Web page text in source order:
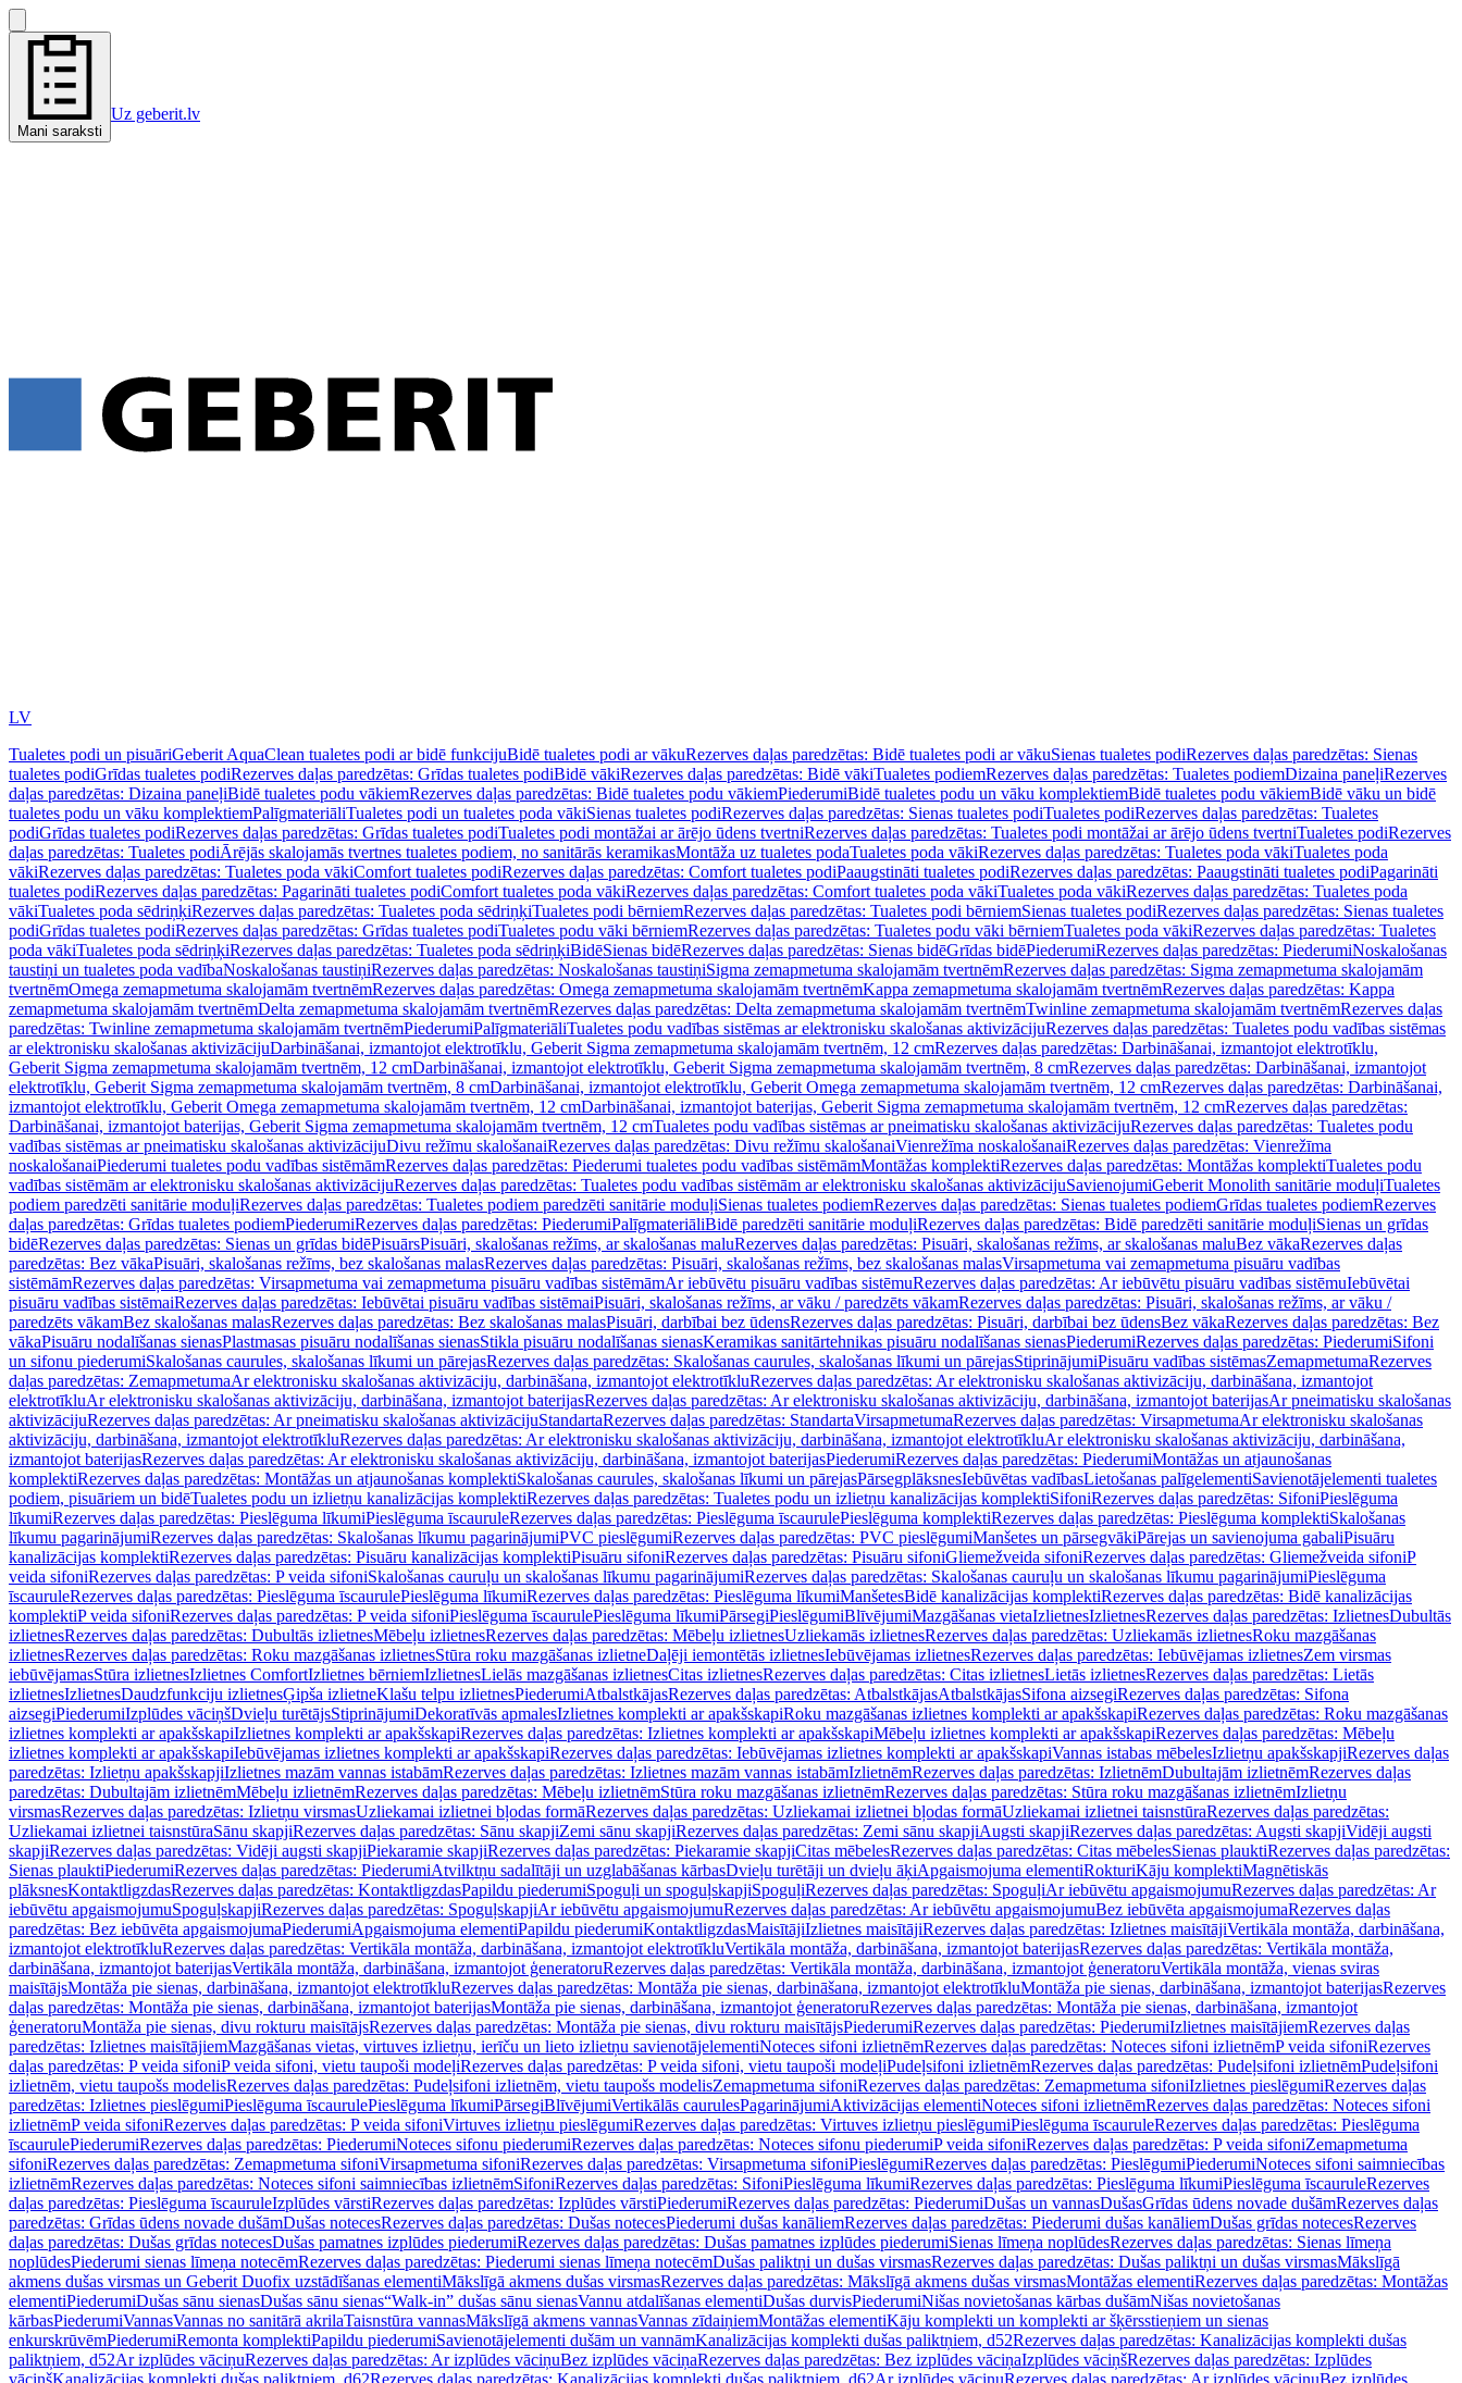
Mani saraksti
Uz geberit.lv
LV
Tualetes podi un pisuāriGeberit AquaClean tualetes podi ar bidē funkcijuBidē tualetes podi ar vākuRezerves daļas paredzētas: Bidē tualetes podi ar vākuSienas tualetes podiRezerves daļas paredzētas: Sienas
tualetes podiGrīdas tualetes podiRezerves daļas paredzētas: Grīdas tualetes podiBidē vākiRezerves daļas paredzētas: Bidē vākiTualetes podiemRezerves daļas paredzētas: Tualetes podiemDizaina paneļiRezerves
daļas paredzētas: Dizaina paneļiBidē tualetes podu vākiemRezerves daļas paredzētas: Bidē tualetes podu vākiemPiederumiBidē tualetes podu un vāku komplektiemBidē tualetes podu vākiemBidē vāku un bidē
tualetes podu un vāku komplektiemPalīgmateriāliTualetes podi un tualetes poda vākiSienas tualetes podiRezerves daļas paredzētas: Sienas tualetes podiTualetes podiRezerves daļas paredzētas: Tualetes
podiGrīdas tualetes podiRezerves daļas paredzētas: Grīdas tualetes podiTualetes podi montāžai ar ārējo ūdens tvertniRezerves daļas paredzētas: Tualetes podi montāžai ar ārējo ūdens tvertniTualetes podiRezerves
daļas paredzētas: Tualetes podiĀrējās skalojamās tvertnes tualetes podiem, no sanitārās keramikasMontāža uz tualetes podaTualetes poda vākiRezerves daļas paredzētas: Tualetes poda vākiTualetes poda
vākiRezerves daļas paredzētas: Tualetes poda vākiComfort tualetes podiRezerves daļas paredzētas: Comfort tualetes podiPaaugstināti tualetes podiRezerves daļas paredzētas: Paaugstināti tualetes podiPagarināti
tualetes podiRezerves daļas paredzētas: Pagarināti tualetes podiComfort tualetes poda vākiRezerves daļas paredzētas: Comfort tualetes poda vākiTualetes poda vākiRezerves daļas paredzētas: Tualetes poda
vākiTualetes poda sēdriņķiRezerves daļas paredzētas: Tualetes poda sēdriņķiTualetes podi bērniemRezerves daļas paredzētas: Tualetes podi bērniemSienas tualetes podiRezerves daļas paredzētas: Sienas tualetes
podiGrīdas tualetes podiRezerves daļas paredzētas: Grīdas tualetes podiTualetes podu vāki bērniemRezerves daļas paredzētas: Tualetes podu vāki bērniemTualetes poda vākiRezerves daļas paredzētas: Tualetes
poda vākiTualetes poda sēdriņķiRezerves daļas paredzētas: Tualetes poda sēdriņķiBidēSienas bidēRezerves daļas paredzētas: Sienas bidēGrīdas bidēPiederumiRezerves daļas paredzētas: PiederumiNoskalošanas
taustiņi un tualetes poda vadībaNoskalošanas taustiņiRezerves daļas paredzētas: Noskalošanas taustiņiSigma zemapmetuma skalojamām tvertnēmRezerves daļas paredzētas: Sigma zemapmetuma skalojamām
tvertnēmOmega zemapmetuma skalojamām tvertnēmRezerves daļas paredzētas: Omega zemapmetuma skalojamām tvertnēmKappa zemapmetuma skalojamām tvertnēmRezerves daļas paredzētas: Kappa
zemapmetuma skalojamām tvertnēmDelta zemapmetuma skalojamām tvertnēmRezerves daļas paredzētas: Delta zemapmetuma skalojamām tvertnēmTwinline zemapmetuma skalojamām tvertnēmRezerves daļas
paredzētas: Twinline zemapmetuma skalojamām tvertnēmPiederumiPalīgmateriāliTualetes podu vadības sistēmas ar elektronisku skalošanas aktivizācijuRezerves daļas paredzētas: Tualetes podu vadības sistēmas
ar elektronisku skalošanas aktivizācijuDarbināšanai, izmantojot elektrotīklu, Geberit Sigma zemapmetuma skalojamām tvertnēm, 12 cmRezerves daļas paredzētas: Darbināšanai, izmantojot elektrotīklu,
Geberit Sigma zemapmetuma skalojamām tvertnēm, 12 cmDarbināšanai, izmantojot elektrotīklu, Geberit Sigma zemapmetuma skalojamām tvertnēm, 8 cmRezerves daļas paredzētas: Darbināšanai, izmantojot
elektrotīklu, Geberit Sigma zemapmetuma skalojamām tvertnēm, 8 cmDarbināšanai, izmantojot elektrotīklu, Geberit Omega zemapmetuma skalojamām tvertnēm, 12 cmRezerves daļas paredzētas: Darbināšanai,
izmantojot elektrotīklu, Geberit Omega zemapmetuma skalojamām tvertnēm, 12 cmDarbināšanai, izmantojot baterijas, Geberit Sigma zemapmetuma skalojamām tvertnēm, 12 cmRezerves daļas paredzētas:
Darbināšanai, izmantojot baterijas, Geberit Sigma zemapmetuma skalojamām tvertnēm, 12 cmTualetes podu vadības sistēmas ar pneimatisku skalošanas aktivizācijuRezerves daļas paredzētas: Tualetes podu
vadības sistēmas ar pneimatisku skalošanas aktivizācijuDivu režīmu skalošanaiRezerves daļas paredzētas: Divu režīmu skalošanaiVienrežīma noskalošanaiRezerves daļas paredzētas: Vienrežīma
noskalošanaiPiederumi tualetes podu vadības sistēmāmRezerves daļas paredzētas: Piederumi tualetes podu vadības sistēmāmMontāžas komplektiRezerves daļas paredzētas: Montāžas komplektiTualetes podu
vadības sistēmām ar elektronisku skalošanas aktivizācijuRezerves daļas paredzētas: Tualetes podu vadības sistēmām ar elektronisku skalošanas aktivizācijuSavienojumiGeberit Monolith sanitārie moduļiTualetes
podiem paredzēti sanitārie moduļiRezerves daļas paredzētas: Tualetes podiem paredzēti sanitārie moduļiSienas tualetes podiemRezerves daļas paredzētas: Sienas tualetes podiemGrīdas tualetes podiemRezerves
daļas paredzētas: Grīdas tualetes podiemPiederumiRezerves daļas paredzētas: PiederumiPalīgmateriāliBidē paredzēti sanitārie moduļiRezerves daļas paredzētas: Bidē paredzēti sanitārie moduļiSienas un grīdas
bidēRezerves daļas paredzētas: Sienas un grīdas bidēPisuārsPisuāri, skalošanas režīms, ar skalošanas maluRezerves daļas paredzētas: Pisuāri, skalošanas režīms, ar skalošanas maluBez vākaRezerves daļas
paredzētas: Bez vākaPisuāri, skalošanas režīms, bez skalošanas malasRezerves daļas paredzētas: Pisuāri, skalošanas režīms, bez skalošanas malasVirsapmetuma vai zemapmetuma pisuāru vadības
sistēmāmRezerves daļas paredzētas: Virsapmetuma vai zemapmetuma pisuāru vadības sistēmāmAr iebūvētu pisuāru vadības sistēmuRezerves daļas paredzētas: Ar iebūvētu pisuāru vadības sistēmuIebūvētai
pisuāru vadības sistēmaiRezerves daļas paredzētas: Iebūvētai pisuāru vadības sistēmaiPisuāri, skalošanas režīms, ar vāku / paredzēts vākamRezerves daļas paredzētas: Pisuāri, skalošanas režīms, ar vāku /
paredzēts vākamBez skalošanas malasRezerves daļas paredzētas: Bez skalošanas malasPisuāri, darbībai bez ūdensRezerves daļas paredzētas: Pisuāri, darbībai bez ūdensBez vākaRezerves daļas paredzētas: Bez
vākaPisuāru nodalīšanas sienasPlastmasas pisuāru nodalīšanas sienasStikla pisuāru nodalīšanas sienasKeramikas sanitārtehnikas pisuāru nodalīšanas sienasPiederumiRezerves daļas paredzētas: PiederumiSifoni
un sifonu piederumiSkalošanas caurules, skalošanas līkumi un pārejasRezerves daļas paredzētas: Skalošanas caurules, skalošanas līkumi un pārejasStiprinājumiPisuāru vadības sistēmasZemapmetumaRezerves
daļas paredzētas: ZemapmetumaAr elektronisku skalošanas aktivizāciju, darbināšana, izmantojot elektrotīkluRezerves daļas paredzētas: Ar elektronisku skalošanas aktivizāciju, darbināšana, izmantojot
elektrotīkluAr elektronisku skalošanas aktivizāciju, darbināšana, izmantojot baterijasRezerves daļas paredzētas: Ar elektronisku skalošanas aktivizāciju, darbināšana, izmantojot baterijasAr pneimatisku skalošanas
aktivizācijuRezerves daļas paredzētas: Ar pneimatisku skalošanas aktivizācijuStandartaRezerves daļas paredzētas: StandartaVirsapmetumaRezerves daļas paredzētas: VirsapmetumaAr elektronisku skalošanas
aktivizāciju, darbināšana, izmantojot elektrotīkluRezerves daļas paredzētas: Ar elektronisku skalošanas aktivizāciju, darbināšana, izmantojot elektrotīkluAr elektronisku skalošanas aktivizāciju, darbināšana,
izmantojot baterijasRezerves daļas paredzētas: Ar elektronisku skalošanas aktivizāciju, darbināšana, izmantojot baterijasPiederumiRezerves daļas paredzētas: PiederumiMontāžas un atjaunošanas
komplektiRezerves daļas paredzētas: Montāžas un atjaunošanas komplektiSkalošanas caurules, skalošanas līkumi un pārejasPārsegplāksnesIebūvētas vadībasLietošanas palīgelementiSavienotājelementi tualetes
podiem, pisuāriem un bidēTualetes podu un izlietņu kanalizācijas komplektiRezerves daļas paredzētas: Tualetes podu un izlietņu kanalizācijas komplektiSifoniRezerves daļas paredzētas: SifoniPieslēguma
līkumiRezerves daļas paredzētas: Pieslēguma līkumiPieslēguma īscauruleRezerves daļas paredzētas: Pieslēguma īscaurulePieslēguma komplektiRezerves daļas paredzētas: Pieslēguma komplektiSkalošanas
līkumu pagarinājumiRezerves daļas paredzētas: Skalošanas līkumu pagarinājumiPVC pieslēgumiRezerves daļas paredzētas: PVC pieslēgumiManšetes un pārsegvākiPārejas un savienojuma gabaliPisuāru
kanalizācijas komplektiRezerves daļas paredzētas: Pisuāru kanalizācijas komplektiPisuāru sifoniRezerves daļas paredzētas: Pisuāru sifoniGliemežveida sifoniRezerves daļas paredzētas: Gliemežveida sifoniP
veida sifoniRezerves daļas paredzētas: P veida sifoniSkalošanas cauruļu un skalošanas līkumu pagarinājumiRezerves daļas paredzētas: Skalošanas cauruļu un skalošanas līkumu pagarinājumiPieslēguma
īscauruleRezerves daļas paredzētas: Pieslēguma īscaurulePieslēguma līkumiRezerves daļas paredzētas: Pieslēguma līkumiManšetesBidē kanalizācijas komplektiRezerves daļas paredzētas: Bidē kanalizācijas
komplektiP veida sifoniRezerves daļas paredzētas: P veida sifoniPieslēguma īscaurulePieslēguma līkumiPārsegiPieslēgumiBlīvējumiMazgāšanas vietaIzlietnesIzlietnesRezerves daļas paredzētas: IzlietnesDubultās
izlietnesRezerves daļas paredzētas: Dubultās izlietnesMēbeļu izlietnesRezerves daļas paredzētas: Mēbeļu izlietnesUzliekamās izlietnesRezerves daļas paredzētas: Uzliekamās izlietnesRoku mazgāšanas
izlietnesRezerves daļas paredzētas: Roku mazgāšanas izlietnesStūra roku mazgāšanas izlietneDaļēji iemontētās izlietnesIebūvējamas izlietnesRezerves daļas paredzētas: Iebūvējamas izlietnesZem virsmas
iebūvējamasStūra izlietnesIzlietnes ComfortIzlietnes bērniemIzlietnesLielās mazgāšanas izlietnesCitas izlietnesRezerves daļas paredzētas: Citas izlietnesLietās izlietnesRezerves daļas paredzētas: Lietās
izlietnesIzlietnesDaudzfunkciju izlietnesĢipša izlietneKlašu telpu izlietnesPiederumiAtbalstkājasRezerves daļas paredzētas: AtbalstkājasAtbalstkājasSifona aizsegiRezerves daļas paredzētas: Sifona
aizsegiPiederumiIzplūdes vāciņšDvieļu turētājsStiprinājumiDekoratīvās apmalesIzlietnes komplekti ar apakšskapiRoku mazgāšanas izlietnes komplekti ar apakšskapiRezerves daļas paredzētas: Roku mazgāšanas
izlietnes komplekti ar apakšskapiIzlietnes komplekti ar apakšskapiRezerves daļas paredzētas: Izlietnes komplekti ar apakšskapiMēbeļu izlietnes komplekti ar apakšskapiRezerves daļas paredzētas: Mēbeļu
izlietnes komplekti ar apakšskapiIebūvējamas izlietnes komplekti ar apakšskapiRezerves daļas paredzētas: Iebūvējamas izlietnes komplekti ar apakšskapiVannas istabas mēbelesIzlietņu apakšskapjiRezerves daļas
paredzētas: Izlietņu apakšskapjiIzlietnes mazām vannas istabāmRezerves daļas paredzētas: Izlietnes mazām vannas istabāmIzlietnēmRezerves daļas paredzētas: IzlietnēmDubultajām izlietnēmRezerves daļas
paredzētas: Dubultajām izlietnēmMēbeļu izlietnēmRezerves daļas paredzētas: Mēbeļu izlietnēmStūra roku mazgāšanas izlietnēmRezerves daļas paredzētas: Stūra roku mazgāšanas izlietnēmIzlietņu
virsmasRezerves daļas paredzētas: Izlietņu virsmasUzliekamai izlietnei bļodas formāRezerves daļas paredzētas: Uzliekamai izlietnei bļodas formāUzliekamai izlietnei taisnstūraRezerves daļas paredzētas:
Uzliekamai izlietnei taisnstūraSānu skapjiRezerves daļas paredzētas: Sānu skapjiZemi sānu skapjiRezerves daļas paredzētas: Zemi sānu skapjiAugsti skapjiRezerves daļas paredzētas: Augsti skapjiVidēji augsti
skapjiRezerves daļas paredzētas: Vidēji augsti skapjiPiekaramie skapjiRezerves daļas paredzētas: Piekaramie skapjiCitas mēbelesRezerves daļas paredzētas: Citas mēbelesSienas plauktiRezerves daļas paredzētas:
Sienas plauktiPiederumiRezerves daļas paredzētas: PiederumiAtvilktņu sadalītāji un uzglabāšanas kārbasDvieļu turētāji un dvieļu āķiApgaismojuma elementiRokturiKāju komplektiMagnētiskās
plāksnesKontaktligzdasRezerves daļas paredzētas: KontaktligzdasPapildu piederumiSpoguļi un spoguļskapjiSpoguļiRezerves daļas paredzētas: SpoguļiAr iebūvētu apgaismojumuRezerves daļas paredzētas: Ar
iebūvētu apgaismojumuSpoguļskapjiRezerves daļas paredzētas: SpoguļskapjiAr iebūvētu apgaismojumuRezerves daļas paredzētas: Ar iebūvētu apgaismojumuBez iebūvēta apgaismojumaRezerves daļas
paredzētas: Bez iebūvēta apgaismojumaPiederumiApgaismojuma elementiPapildu piederumiKontaktligzdasMaisītājiIzlietnes maisītājiRezerves daļas paredzētas: Izlietnes maisītājiVertikāla montāža, darbināšana,
izmantojot elektrotīkluRezerves daļas paredzētas: Vertikāla montāža, darbināšana, izmantojot elektrotīkluVertikāla montāža, darbināšana, izmantojot baterijasRezerves daļas paredzētas: Vertikāla montāža,
darbināšana, izmantojot baterijasVertikāla montāža, darbināšana, izmantojot ģeneratoruRezerves daļas paredzētas: Vertikāla montāža, darbināšana, izmantojot ģeneratoruVertikāla montāža, vienas sviras
maisītājsMontāža pie sienas, darbināšana, izmantojot elektrotīkluRezerves daļas paredzētas: Montāža pie sienas, darbināšana, izmantojot elektrotīkluMontāža pie sienas, darbināšana, izmantojot baterijasRezerves
daļas paredzētas: Montāža pie sienas, darbināšana, izmantojot baterijasMontāža pie sienas, darbināšana, izmantojot ģeneratoruRezerves daļas paredzētas: Montāža pie sienas, darbināšana, izmantojot
ģeneratoruMontāža pie sienas, divu rokturu maisītājsRezerves daļas paredzētas: Montāža pie sienas, divu rokturu maisītājsPiederumiRezerves daļas paredzētas: PiederumiIzlietnes maisītājiemRezerves daļas
paredzētas: Izlietnes maisītājiemMazgāšanas vietas, virtuves izlietņu, ierīču un lieto izlietņu savienotājelementiNoteces sifoni izlietnēmRezerves daļas paredzētas: Noteces sifoni izlietnēmP veida sifoniRezerves
daļas paredzētas: P veida sifoniP veida sifoni, vietu taupoši modeļiRezerves daļas paredzētas: P veida sifoni, vietu taupoši modeļiPudeļsifoni izlietnēmRezerves daļas paredzētas: Pudeļsifoni izlietnēmPudeļsifoni
izlietnēm, vietu taupošs modelisRezerves daļas paredzētas: Pudeļsifoni izlietnēm, vietu taupošs modelisZemapmetuma sifoniRezerves daļas paredzētas: Zemapmetuma sifoniIzlietnes pieslēgumiRezerves daļas
paredzētas: Izlietnes pieslēgumiPieslēguma īscaurulePieslēguma līkumiPārsegiBlīvējumiVertikālās caurulesPagarinājumiAktivizācijas elementiNoteces sifoni izlietnēmRezerves daļas paredzētas: Noteces sifoni
izlietnēmP veida sifoniRezerves daļas paredzētas: P veida sifoniVirtuves izlietņu pieslēgumiRezerves daļas paredzētas: Virtuves izlietņu pieslēgumiPieslēguma īscauruleRezerves daļas paredzētas: Pieslēguma
īscaurulePiederumiRezerves daļas paredzētas: PiederumiNoteces sifonu piederumiRezerves daļas paredzētas: Noteces sifonu piederumiP veida sifoniRezerves daļas paredzētas: P veida sifoniZemapmetuma
sifoniRezerves daļas paredzētas: Zemapmetuma sifoniVirsapmetuma sifoniRezerves daļas paredzētas: Virsapmetuma sifoniPieslēgumiRezerves daļas paredzētas: PieslēgumiPiederumiNoteces sifoni saimniecības
izlietnēmRezerves daļas paredzētas: Noteces sifoni saimniecības izlietnēmSifoniRezerves daļas paredzētas: SifoniPieslēguma līkumiRezerves daļas paredzētas: Pieslēguma līkumiPieslēguma īscauruleRezerves
daļas paredzētas: Pieslēguma īscauruleIzplūdes vārstiRezerves daļas paredzētas: Izplūdes vārstiPiederumiRezerves daļas paredzētas: PiederumiDušas un vannasDušasGrīdas ūdens novade dušāmRezerves daļas
paredzētas: Grīdas ūdens novade dušāmDušas notecesRezerves daļas paredzētas: Dušas notecesPiederumi dušas kanāliemRezerves daļas paredzētas: Piederumi dušas kanāliemDušas grīdas notecesRezerves
daļas paredzētas: Dušas grīdas notecesDušas pamatnes izplūdes piederumiRezerves daļas paredzētas: Dušas pamatnes izplūdes piederumiSienas līmeņa noplūdesRezerves daļas paredzētas: Sienas līmeņa
noplūdesPiederumi sienas līmeņa notecēmRezerves daļas paredzētas: Piederumi sienas līmeņa notecēmDušas paliktņi un dušas virsmasRezerves daļas paredzētas: Dušas paliktņi un dušas virsmasMākslīgā
akmens dušas virsmas un Geberit Duofix uzstādīšanas elementiMākslīgā akmens dušas virsmasRezerves daļas paredzētas: Mākslīgā akmens dušas virsmasMontāžas elementiRezerves daļas paredzētas: Montāžas
elementiPiederumiDušas sānu sienasDušas sānu sienas“Walk-in” dušas sānu sienasVannu atdalīšanas elementiDušas durvisPiederumiNišas novietošanas kārbas dušāmNišas novietošanas
kārbasPiederumiVannasVannas no sanitārā akrilaTaisnstūra vannasMākslīgā akmens vannasVannas zīdaiņiemMontāžas elementiKāju komplekti un komplekti ar šķērsstieņiem un sienas
enkurskrūvēmPiederumiRemonta komplektiPapildu piederumiSavienotājelementi dušām un vannāmKanalizācijas komplekti dušas paliktņiem, d52Rezerves daļas paredzētas: Kanalizācijas komplekti dušas
paliktņiem, d52Ar izplūdes vāciņuRezerves daļas paredzētas: Ar izplūdes vāciņuBez izplūdes vāciņaRezerves daļas paredzētas: Bez izplūdes vāciņaIzplūdes vāciņšRezerves daļas paredzētas: Izplūdes
vāciņšKanalizācijas komplekti dušas paliktņiem, d62Rezerves daļas paredzētas: Kanalizācijas komplekti dušas paliktņiem, d62Ar izplūdes vāciņuRezerves daļas paredzētas: Ar izplūdes vāciņuBez izplūdes